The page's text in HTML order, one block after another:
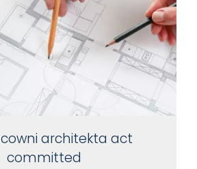
architekta act
committed